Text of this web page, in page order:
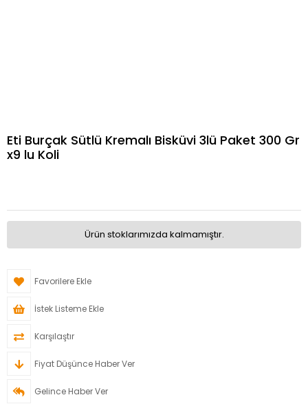
Eti Burçak Sütlü Kremalı Bisküvi 3lü Paket 300 Gr
x9 lu Koli
Ürün stoklarımızda kalmamıştır.
Favorilere Ekle
İstek Listeme Ekle
Karşılaştır
Fiyat Düşünce Haber Ver
Gelince Haber Ver